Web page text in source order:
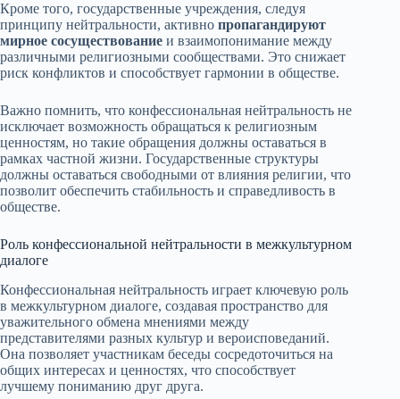
Кроме того, государственные учреждения, следуя
принципу нейтральности, активно пропагандируют
мирное сосуществование и взаимопонимание между
различными религиозными сообществами. Это снижает
риск конфликтов и способствует гармонии в обществе.
Важно помнить, что конфессиональная нейтральность не
исключает возможность обращаться к религиозным
ценностям, но такие обращения должны оставаться в
рамках частной жизни. Государственные структуры
должны оставаться свободными от влияния религии, что
позволит обеспечить стабильность и справедливость в
обществе.
Роль конфессиональной нейтральности в межкультурном
диалоге
Конфессиональная нейтральность играет ключевую роль
в межкультурном диалоге, создавая пространство для
уважительного обмена мнениями между
представителями разных культур и вероисповеданий.
Она позволяет участникам беседы сосредоточиться на
общих интересах и ценностях, что способствует
лучшему пониманию друг друга.